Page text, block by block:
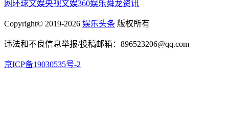
网环球文娱央视文娱360娱乐舜龙资讯
Copyright© 2019-2026 娱乐头条 版权所有
违法和不良信息举报/投稿邮箱：896523206@qq.com
京ICP备19030535号-2